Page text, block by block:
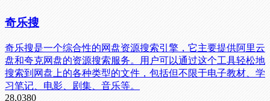
奇乐搜
奇乐搜是一个综合性的网盘资源搜索引擎，它主要提供阿里云
盘和夸克网盘的资源搜索服务。用户可以通过这个工具轻松地
搜索到网盘上的各种类型的文件，包括但不限于电子教材、学
习笔记、电影、剧集、音乐等。
28,0380